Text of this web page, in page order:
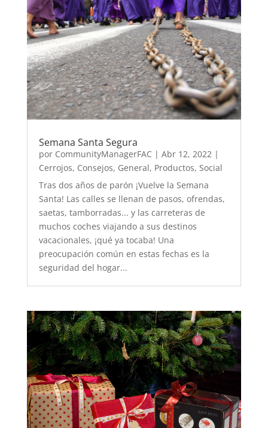
Semana Santa Segura
por CommunityManagerFAC | Abr 12, 2022|
Cerrojos, Consejos, General, Productos, Social
Tras dos años de parón ¡Vuelve la Semana
Santa! Las calles se llenan de pasos, ofrendas,
saetas, tamborradas... y las carreteras de
muchos coches viajando a sus destinos
vacacionales, ¡qué ya tocaba! Una
preocupación común en estas fechas es la
seguridad del hogar...